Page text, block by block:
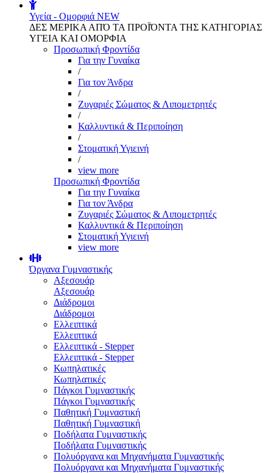
Υγεία - Ομορφιά NEW
ΔΕΣ ΜΕΡΙΚΑ ΑΠΌ ΤΑ ΠΡΟΪΌΝΤΑ ΤΗΣ ΚΑΤΗΓΟΡΙΑΣ
ΥΓΕΙΑ ΚΑΙ ΟΜΟΡΦΙΑ
Προσωπική Φροντίδα
Για την Γυναίκα
/
Για τον Άνδρα
/
Ζυγαριές Σώματος & Λιπομετρητές
/
Καλλυντικά & Περιποίηση
/
Στοματική Υγιεινή
/
view more
Προσωπική Φροντίδα
Για την Γυναίκα
Για τον Άνδρα
Ζυγαριές Σώματος & Λιπομετρητές
Καλλυντικά & Περιποίηση
Στοματική Υγιεινή
view more
Όργανα Γυμναστικής
Αξεσουάρ
Αξεσουάρ
Διάδρομοι
Διάδρομοι
Ελλειπτικά
Ελλειπτικά
Ελλειπτικά - Stepper
Ελλειπτικά - Stepper
Κωπηλατικές
Κωπηλατικές
Πάγκοι Γυμναστικής
Πάγκοι Γυμναστικής
Παθητική Γυμναστική
Παθητική Γυμναστική
Ποδήλατα Γυμναστικής
Ποδήλατα Γυμναστικής
Πολυόργανα και Μηχανήματα Γυμναστικής
Πολυόργανα και Μηχανήματα Γυμναστικής